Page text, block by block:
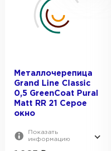
Монтеррей
Металлочерепица
Grand Line Classic
0,5 GreenCoat Pural
Matt RR 21 Серое
окно
Показать
информацию